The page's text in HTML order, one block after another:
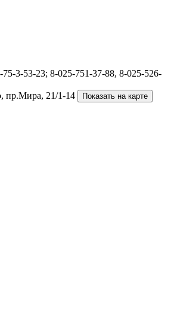
75-3-53-23; 8-025-751-37-88, 8-025-526-
, пр.Мира, 21/1-14